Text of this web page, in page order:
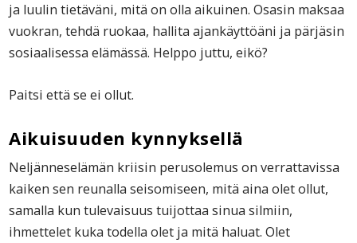
ja luulin tietäväni, mitä on olla aikuinen. Osasin maksaa
vuokran, tehdä ruokaa, hallita ajankäyttöäni ja pärjäsin
sosiaalisessa elämässä. Helppo juttu, eikö?
Paitsi että se ei ollut.
Aikuisuuden kynnyksellä
Neljänneselämän kriisin perusolemus on verrattavissa
kaiken sen reunalla seisomiseen, mitä aina olet ollut,
samalla kun tulevaisuus tuijottaa sinua silmiin,
ihmettelet kuka todella olet ja mitä haluat. Olet